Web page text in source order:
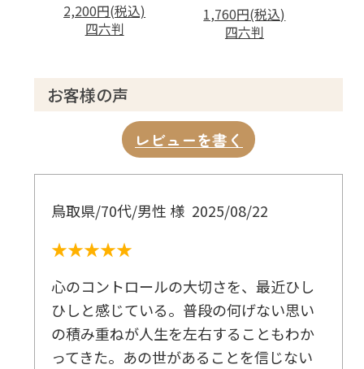
2,200円(税込)
四六判
1,760円(税込)
四六判
お客様の声
レビューを書く
鳥取県/70代/男性 様 2025/08/22
★★★★★
心のコントロールの大切さを、最近ひし
ひしと感じている。普段の何げない思い
の積み重ねが人生を左右することもわか
ってきた。あの世があることを信じない